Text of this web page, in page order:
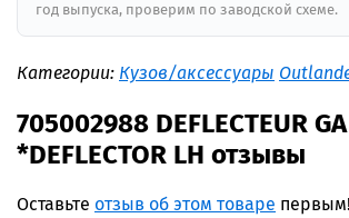
год выпуска, проверим по заводской схеме.
Категории: Кузов/аксессуары
705002988 DEFLECTEUR GA
*DEFLECTOR LH отзывы
Оставьте отзыв об этом товаре первым!